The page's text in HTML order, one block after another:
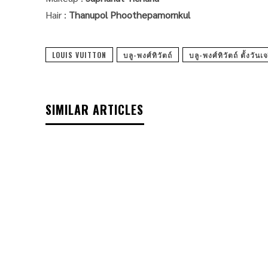
Hair : Thanupol Phoothepamornkul
LOUIS VUITTON บลู-พงศ์ทิวัตถ์ บลู-พงศ์ทิวัตถ์ ตั้งวันเ
SIMILAR ARTICLES